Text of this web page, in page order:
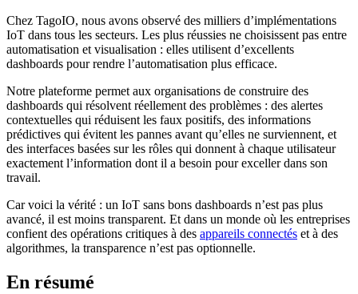
Chez TagoIO, nous avons observé des milliers d’implémentations
IoT dans tous les secteurs. Les plus réussies ne choisissent pas entre
automatisation et visualisation : elles utilisent d’excellents
dashboards pour rendre l’automatisation plus efficace.
Notre plateforme permet aux organisations de construire des
dashboards qui résolvent réellement des problèmes : des alertes
contextuelles qui réduisent les faux positifs, des informations
prédictives qui évitent les pannes avant qu’elles ne surviennent, et
des interfaces basées sur les rôles qui donnent à chaque utilisateur
exactement l’information dont il a besoin pour exceller dans son
travail.
Car voici la vérité : un IoT sans bons dashboards n’est pas plus
avancé, il est moins transparent. Et dans un monde où les entreprises
confient des opérations critiques à des appareils connectés et à des
algorithmes, la transparence n’est pas optionnelle.
En résumé